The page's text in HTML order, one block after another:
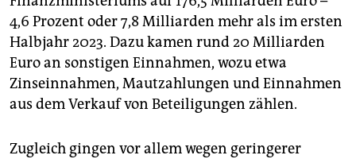
genossenschaft
epaper login
4,6 Prozent oder 7,8 Milliarden mehr als im ersten
Halbjahr 2023. Dazu kamen rund 20 Milliarden
Euro an sonstigen Einnahmen, wozu etwa
Zinseinnahmen, Mautzahlungen und Einnahmen
aus dem Verkauf von Beteiligungen zählen.
Zugleich gingen vor allem wegen geringerer